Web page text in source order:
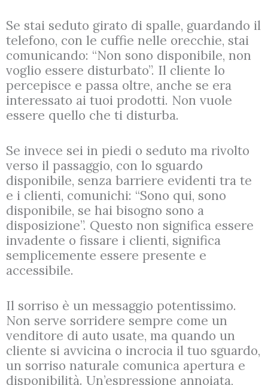
Se stai seduto girato di spalle, guardando il
telefono, con le cuffie nelle orecchie, stai
comunicando: “Non sono disponibile, non
voglio essere disturbato”. Il cliente lo
percepisce e passa oltre, anche se era
interessato ai tuoi prodotti. Non vuole
essere quello che ti disturba.
Se invece sei in piedi o seduto ma rivolto
verso il passaggio, con lo sguardo
disponibile, senza barriere evidenti tra te
e i clienti, comunichi: “Sono qui, sono
disponibile, se hai bisogno sono a
disposizione”. Questo non significa essere
invadente o fissare i clienti, significa
semplicemente essere presente e
accessibile.
Il sorriso è un messaggio potentissimo.
Non serve sorridere sempre come un
venditore di auto usate, ma quando un
cliente si avvicina o incrocia il tuo sguardo,
un sorriso naturale comunica apertura e
disponibilità. Un’espressione annoiata,